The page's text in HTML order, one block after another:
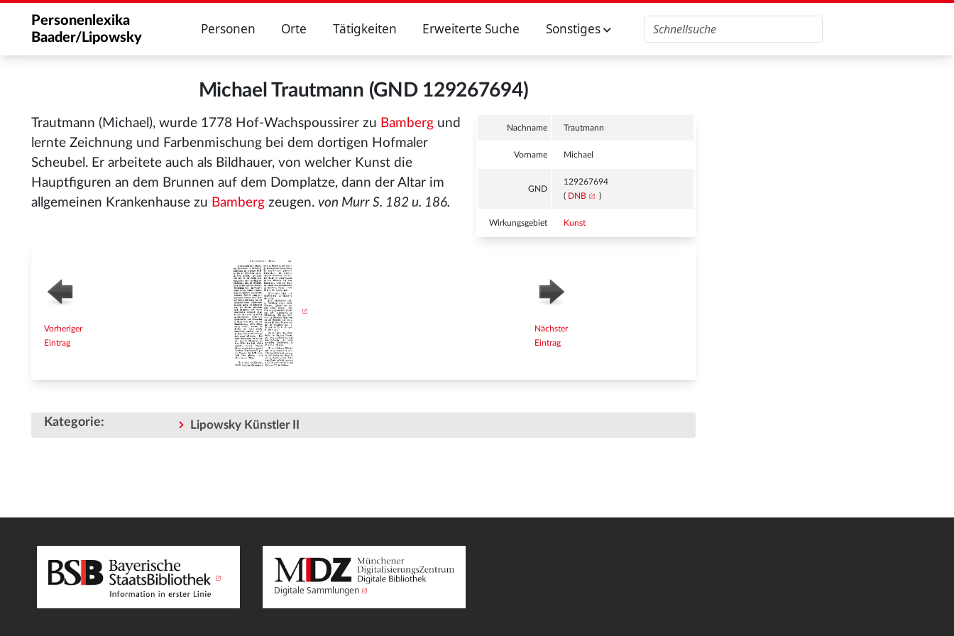
Personenlexika
Baader/Lipowsky
Personen Orte Tätigkeiten Erweiterte Suche Sonstiges
Michael Trautmann (GND 129267694)
Nachname Trautmann
Vorname Michael
GND
129267694
( DNB )
Wirkungsgebiet Kunst
Trautmann (Michael), wurde 1778 Hof-Wachspoussirer zu Bamberg und
lernte Zeichnung und Farbenmischung bei dem dortigen Hofmaler
Scheubel. Er arbeitete auch als Bildhauer, von welcher Kunst die
Hauptfiguren an dem Brunnen auf dem Domplatze, dann der Altar im
allgemeinen Krankenhause zu Bamberg zeugen. von Murr S. 182 u. 186.
Vorheriger
Eintrag
Nächster
Eintrag
Kategorie: Lipowsky Künstler II
Digitale Sammlungen